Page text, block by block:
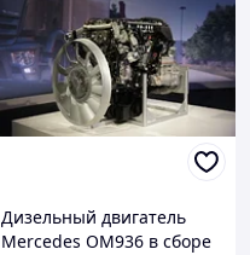
Дизельный двигатель
Mercedes OM936 в сборе